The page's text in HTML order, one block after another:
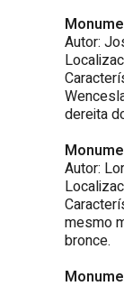
Autor:
dereita
Autor:
mesmo
bronce.